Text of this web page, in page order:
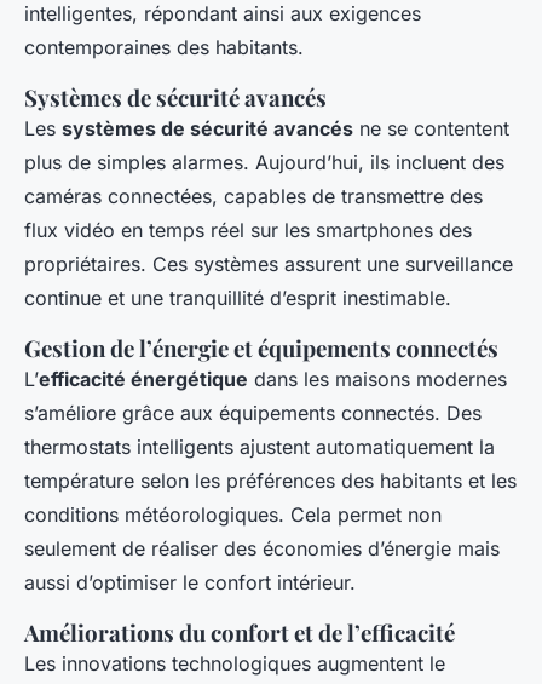
intelligentes, répondant ainsi aux exigences
contemporaines des habitants.
Systèmes de sécurité avancés
Les systèmes de sécurité avancés ne se contentent
plus de simples alarmes. Aujourd’hui, ils incluent des
caméras connectées, capables de transmettre des
flux vidéo en temps réel sur les smartphones des
propriétaires. Ces systèmes assurent une surveillance
continue et une tranquillité d’esprit inestimable.
Gestion de l’énergie et équipements connectés
L’efficacité énergétique dans les maisons modernes
s’améliore grâce aux équipements connectés. Des
thermostats intelligents ajustent automatiquement la
température selon les préférences des habitants et les
conditions météorologiques. Cela permet non
seulement de réaliser des économies d’énergie mais
aussi d’optimiser le confort intérieur.
Améliorations du confort et de l’efficacité
Les innovations technologiques augmentent le